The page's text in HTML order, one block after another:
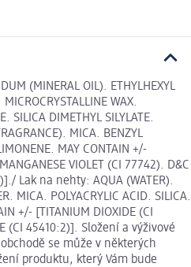
(MINERAL OIL). ETHYLHEXYL
WAX.
SILICA DIMETHYL SILYLATE.
MICA. BENZYL
MAY CONTAIN +/-
VIOLET (CI 77742). D&C
Lak na nehty: AQUA (WATER).
MICA. POLYACRYLIC ACID. SILICA.
+/- [TITANIUM DIOXIDE (CI
(CI 45410:2)]. Složení a výživové
se může v některých
produktu, který Vám bude